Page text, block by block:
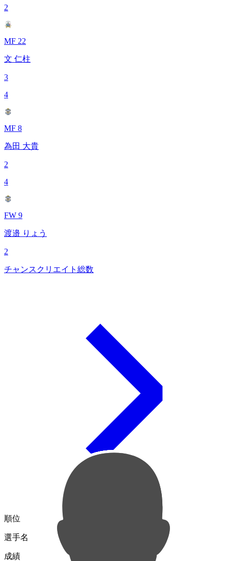
2
MF 22
文 仁柱
3
4
MF 8
為田 大貴
2
4
FW 9
渡邉 りょう
2
チャンスクリエイト総数
順位
選手名
成績